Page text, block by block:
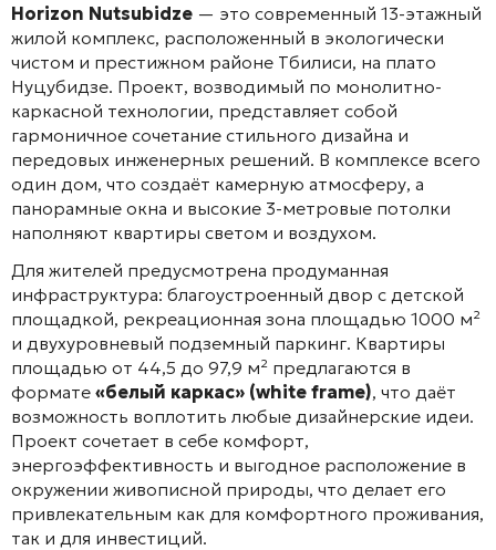
Horizon Nutsubidze — это современный 13-этажный
жилой комплекс, расположенный в экологически
чистом и престижном районе Тбилиси, на плато
Нуцубидзе. Проект, возводимый по монолитно-
каркасной технологии, представляет собой
гармоничное сочетание стильного дизайна и
передовых инженерных решений. В комплексе всего
один дом, что создаёт камерную атмосферу, а
панорамные окна и высокие 3-метровые потолки
наполняют квартиры светом и воздухом.
Для жителей предусмотрена продуманная
инфраструктура: благоустроенный двор с детской
площадкой, рекреационная зона площадью 1000 м²
и двухуровневый подземный паркинг. Квартиры
площадью от 44,5 до 97,9 м² предлагаются в
формате «белый каркас» (white frame), что даёт
возможность воплотить любые дизайнерские идеи.
Проект сочетает в себе комфорт,
энергоэффективность и выгодное расположение в
окружении живописной природы, что делает его
привлекательным как для комфортного проживания,
так и для инвестиций.